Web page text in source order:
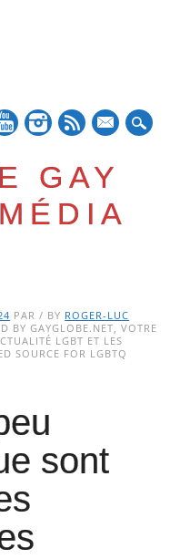
GAY
PAR / BY ROGER-LUC
BY GAYGLOBE.NET, VOTRE
LGBT ET LES
SOURCE FOR LGBTQ
sont